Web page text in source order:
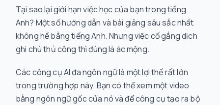
Tại sao lại giới hạn việc học của bạn trong tiếng
Anh? Một số hướng dẫn và bài giảng sâu sắc nhất
không hề bằng tiếng Anh. Nhưng việc cố gắng dịch
ghi chú thủ công thì đúng là ác mộng.
Các công cụ AI đa ngôn ngữ là một lợi thế rất lớn
trong trường hợp này. Bạn có thể xem một video
bằng ngôn ngữ gốc của nó và để công cụ tạo ra bộ